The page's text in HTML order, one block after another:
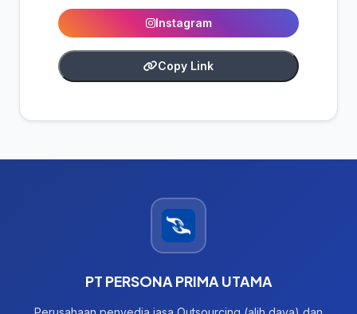
Instagram
Copy Link
PT PERSONA PRIMA UTAMA